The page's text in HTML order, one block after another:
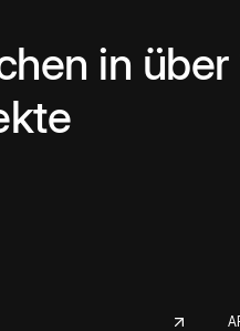
in über